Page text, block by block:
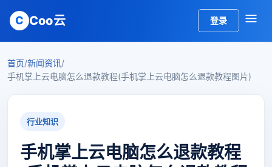
C Coo云 登录
首页/新闻资讯/
手机掌上云电脑怎么退款教程(手机掌上云电脑怎么退款教程图片)
行业知识
手机掌上云电脑怎么退款教程